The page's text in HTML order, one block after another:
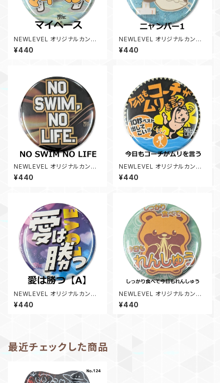
NEWLEVEL オリジナルカンバ
ッジ 【 マイペース 】スイマーバ
ッジ ちんあなご ニューレヴェル
¥440
NEWLEVEL オリジナルカンバ
ッジ 【 ニャンバー1 】スイマーバ
ッジ ねこ ネコ ニューレヴェル
¥440
NEWLEVEL オリジナルカンバ
ッジ 【 NO SWIM NO LIFE 】ス
イマーバッジ ニューレヴェル
¥440
NEWLEVEL オリジナルカンバ
ッジ 【 今日もコーチがムリを言
う 】スイマーバッジ ニューレヴェ
¥440
NEWLEVEL オリジナルカンバ
ッジ 【 愛は勝つ 】スイマーバッ
ジ ニューレヴェル
¥440
NEWLEVEL オリジナルカンバ
ッジ 【 しっかり食べて今日もれ
んしゅう 】スイマーバッジ ハムス
¥440
最近チェックした商品